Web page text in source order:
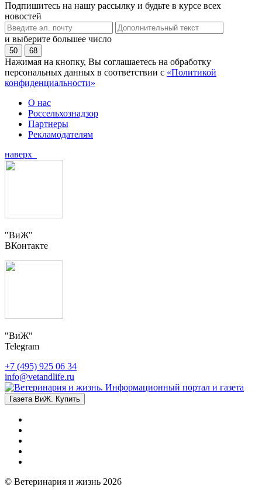
Подпишитесь на нашу рассылку и будьте в курсе всех
новостей
и выберите большее число
50 68
Нажимая на кнопку, Вы соглашаетесь на обработку
персональных данных в соответствии с «Политикой
конфиденциальности»
О нас
Россельхознадзор
Партнеры
Рекламодателям
наверх
"ВиЖ"
ВКонтакте
"ВиЖ"
Telegram
+7 (495) 925 06 34
info@vetandlife.ru
Газета ВиЖ. Купить
© Ветеринария и жизнь 2026